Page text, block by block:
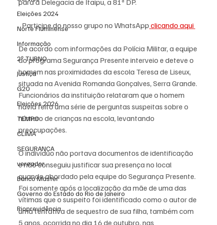
Eleições 2024
Norte Fluminense
Informação
2º TURNO
Justiça
G20
Eleições 2026
TEMPO
CLIMA
SEGURANÇA
vereador
Banco Master
Governo do Estado do Rio de Janeiro
Rioprevidência
Participe do nosso grupo no WhatsApp clicando aqui
De acordo com informações da Polícia Militar, a equipe
do programa Segurança Presente interveio e deteve o
homem nas proximidades da escola Teresa de Liseux,
situada na Avenida Romanda Gonçalves, Serra Grande.
Funcionários da instituição relataram que o homem
havia feito uma série de perguntas suspeitas sobre o
número de crianças na escola, levantando
preocupações.
O indivíduo não portava documentos de identificação
e não conseguiu justificar sua presença no local
quando abordado pela equipe do Segurança Presente.
Foi somente após a localização da mãe de uma das
vítimas que o suspeito foi identificado como o autor de
uma tentativa de sequestro de sua filha, também com
5 anos, ocorrida no dia 16 de outubro, nas